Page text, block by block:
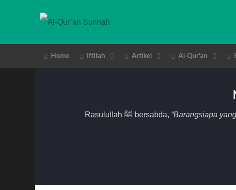
Home Iftitah Artikel Al-Qur'an
Rasulullah ﷺ bersabda, “Barangsiapa